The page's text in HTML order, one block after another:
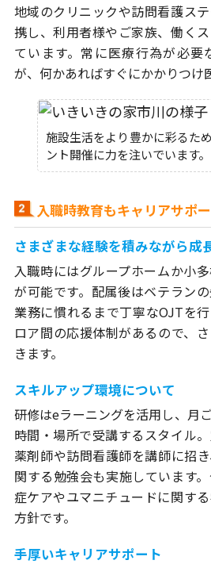
地域のクリニックや訪問看護ス
携し、利用者様やご家族、働く
ています。常に医療行為が必要
が、何かあればすぐにかかりつけ
施設生活をより豊かに彩るた
ント開催に力を注いでいます。
入職時教育もキャリアサポ
さまざまな経験を積みながら成
入職時にはグループホームか小
が可能です。配属後はベテランの
業務に慣れるまで丁寧なOJTを
ロア間の応援体制があるので、
きます。
スキルアップ環境について
研修はeラーニングを活用し、月
時間・場所で受講するスタイル
薬剤師や訪問看護師を講師に招
関する勉強会も実施しています
症ケアやユマニチュードに関す
方針です。
手厚いキャリアサポート